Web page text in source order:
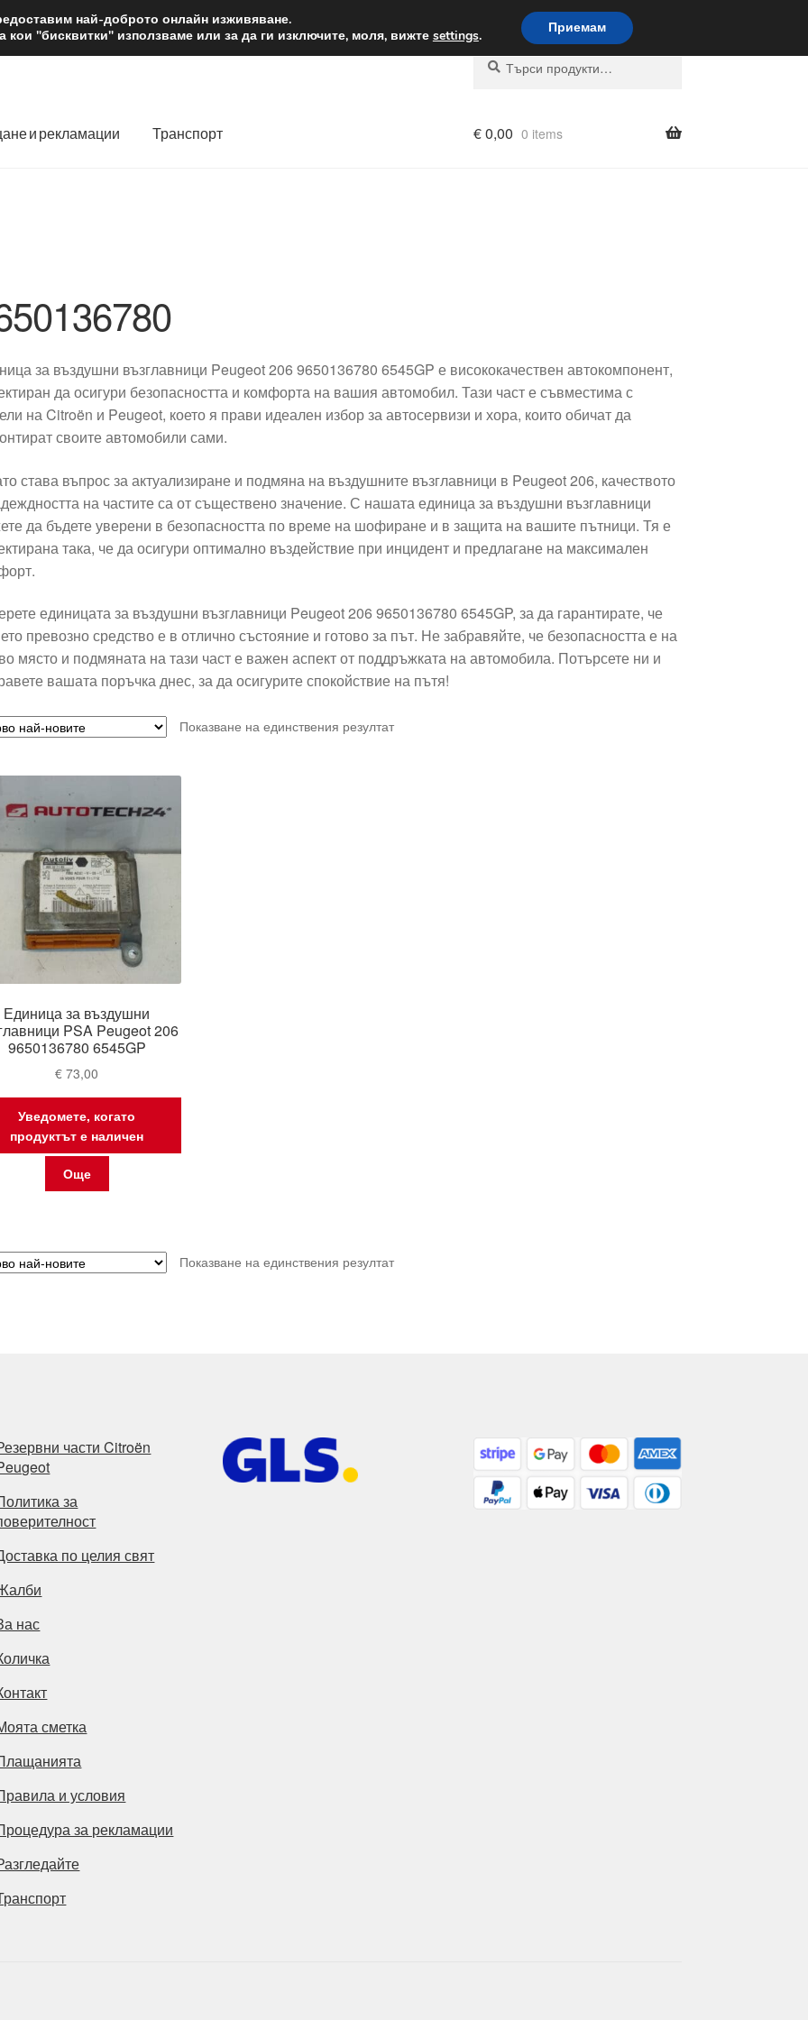
лв. Доставка по целия свят
Търсене
Търсене
и рекламации Транспорт €0,00 0 items
за въздушни възглавници Peugeot 206 9650136780 6545GP е висококачествен автокомпонент,
да осигури безопасността и комфорта на вашия автомобил. Тази част е съвместима с
на Citroën и Peugeot, което я прави идеален избор за автосервизи и хора, които обичат да
своите автомобили сами.
става въпрос за актуализиране и подмяна на въздушните възглавници в Peugeot 206, качеството
на частите са от съществено значение. С нашата единица за въздушни възглавници
да бъдете уверени в безопасността по време на шофиране и в защита на вашите пътници. Тя е
така, че да осигури оптимално въздействие при инцидент и предлагане на максимален
единицата за въздушни възглавници Peugeot 206 9650136780 6545GP, за да гарантирате, че
превозно средство е в отлично състояние и готово за път. Не забравяйте, че безопасността е на
място и подмяната на тази част е важен аспект от поддръжката на автомобила. Потърсете ни и
вашата поръчка днес, за да осигурите спокойствие на пътя!
Показване на единствения резултат
Единица за въздушни
PSA Peugeot 206
9650136780 6545GP
€ 73,00
Уведомете, когато
продуктът е наличен
Още
Показване на единствения резултат
части Citroën
за
по целия свят
нас
сметка
и условия
за рекламации
най-доброто онлайн изживяване.
"бисквитки" използваме или за да ги изключите, моля, вижте settings. Приемам